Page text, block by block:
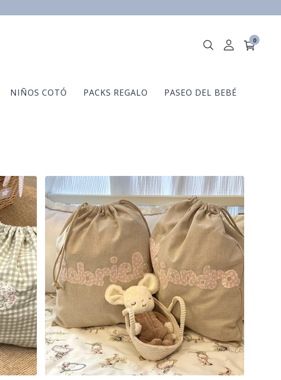
0
NIÑOS COTÓ PACKS REGALO PASEO DEL BEBÉ